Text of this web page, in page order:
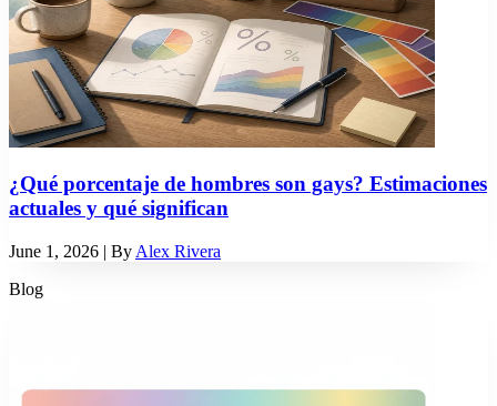
¿Qué porcentaje de hombres son gays? Estimaciones
actuales y qué significan
June 1, 2026 | By Alex Rivera
Blog